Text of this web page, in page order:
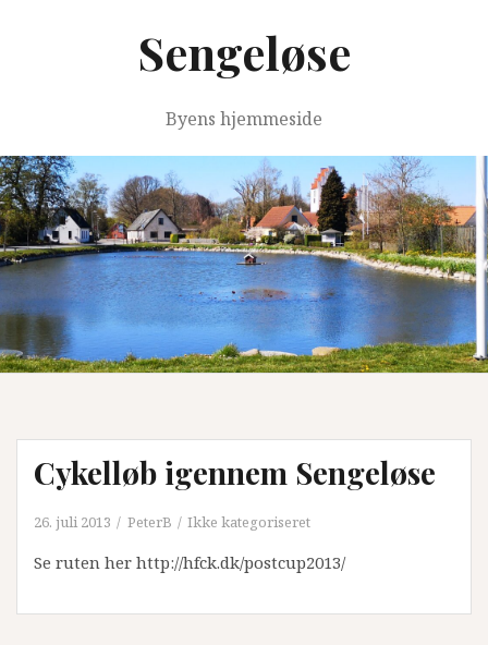
Sengeløse
Byens hjemmeside
Cykelløb igennem Sengeløse
26. juli 2013 PeterB Ikke kategoriseret
Se ruten her http://hfck.dk/postcup2013/